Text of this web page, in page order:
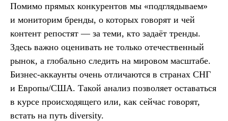
Помимо прямых конкурентов мы «подглядываем»
и мониторим бренды, о которых говорят и чей
контент репостят — за теми, кто задаёт тренды.
Здесь важно оценивать не только отечественный
рынок, а глобально следить на мировом масштабе.
Бизнес-аккаунты очень отличаются в странах СНГ
и Европы/США. Такой анализ позволяет оставаться
в курсе происходящего или, как сейчас говорят,
встать на путь diversity.